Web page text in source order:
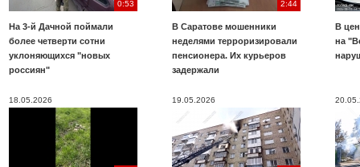
0:53
На 3-й Дачной поймали
более четверти сотни
уклоняющихся "новых
россиян"
2:44
В Саратове мошенники
неделями терроризировали
пенсионера. Их курьеров
задержали
В
на
18.05.2026 19.05.2026